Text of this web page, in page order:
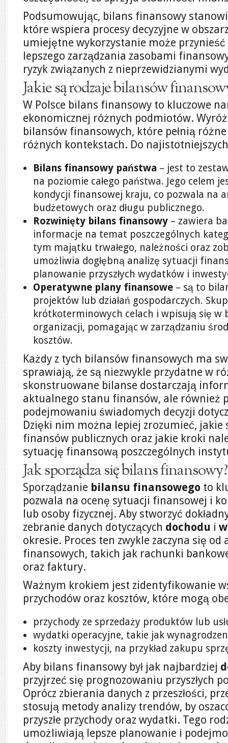
Podsumowując, bilans finansowy
które wspiera procesy decyzyjne w
umiejętne wykorzystanie może przynieść
lepszego zarządzania zasobami
ryzyk związanych z nieprzewidzianymi
Jakie są rodzaje bilansów
W Polsce bilans finansowy to kluczowe
ekonomicznej różnych podmiotów.
bilansów finansowych, które pełnią
różnych kontekstach. Do
Bilans finansowy państwa – jest to
na poziomie całego państwa. Jego celem
kondycji finansowej kraju, co pozwala na
budżetowych oraz długu publicznego.
Rozwinięty bilans finansowy – zawiera
informacje na temat poszczególnych
tym majątku trwałego, należności oraz
umożliwia dogłębną analizę sytuacji
planowanie przyszłych wydatków i
Operatywne plany finansowe – są to
projektów lub działań gospodarczych.
krótkoterminowych celach i wpisują się w
organizacji, pomagając w zarządzaniu
kosztów.
Każdy z tych bilansów finansowych ma
sprawiają, że są niezwykle przydatne w
skonstruowane bilanse dostarczają
aktualnego stanu finansów, ale również
podejmowaniu świadomych decyzji
Dzięki nim można lepiej zrozumieć, jakie
finansów publicznych oraz jakie kroki
sytuację finansową poszczególnych
Jak sporządza się bilans finansowy?
Sporządzanie bilansu finansowego to
pozwala na ocenę sytuacji finansowej i
lub osoby fizycznej. Aby stworzyć
zebranie danych dotyczących dochodu i
okresie. Proces ten zwykle zaczyna się
finansowych, takich jak rachunki
oraz faktury.
Ważnym krokiem jest zidentyfikowanie
przychodów oraz kosztów, które mogą
przychody ze sprzedaży produktów lub
wydatki operacyjne, takie jak
koszty inwestycji, na przykład zakupu
Aby bilans finansowy był jak najbardziej
przyjrzeć się prognozowaniu przyszłych
Oprócz zbierania danych z przeszłości,
stosują metody analizy trendów, by
przyszłe przychody oraz wydatki. Tego
umożliwiają lepsze planowanie i